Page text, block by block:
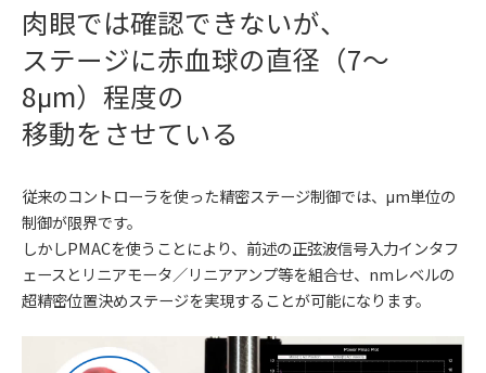
肉眼では確認できないが、
ステージに赤血球の直径（7～
8μm）程度の
移動をさせている
従来のコントローラを使った精密ステージ制御では、μm単位の
制御が限界です。
しかしPMACを使うことにより、前述の正弦波信号入力インタフ
ェースとリニアモータ／リニアアンプ等を組合せ、nmレベルの
超精密位置決めステージを実現することが可能になります。